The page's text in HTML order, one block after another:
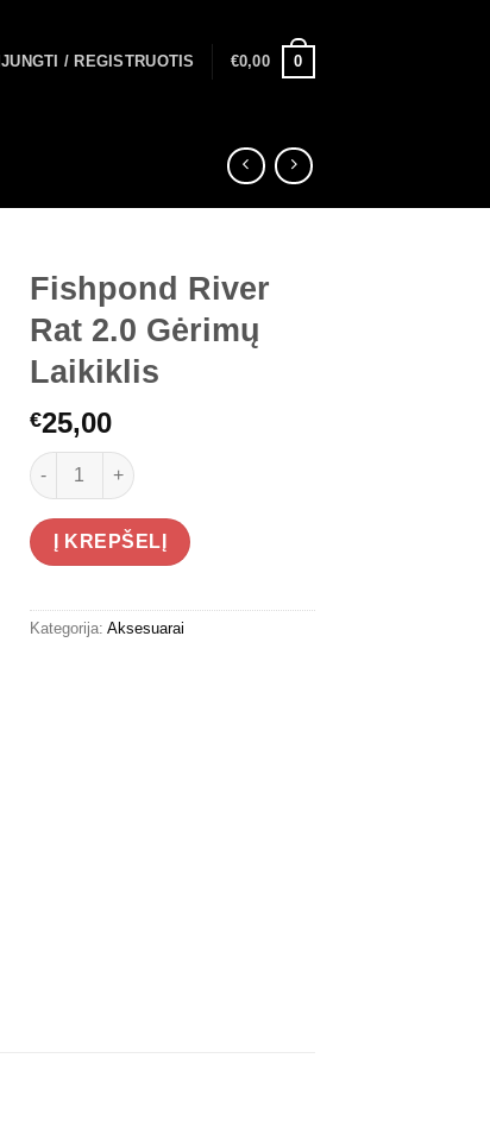
/ REGISTRUOTIS €0,00 0
Fishpond River
Rat 2.0 Gėrimų
Laikiklis
€25,00
produkto kiekis: Fishpond River Rat 2.0 Gėrimų Laikiklis
Į KREPŠELĮ
Kategorija: Aksesuarai